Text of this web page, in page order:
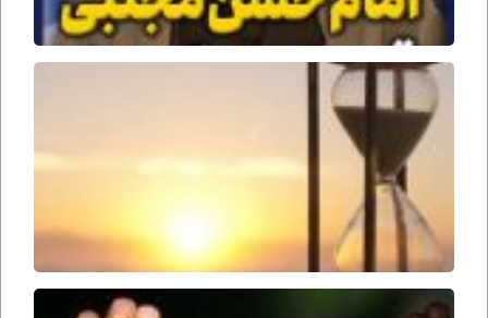
سحرها